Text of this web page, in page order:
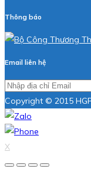
Thông báo
Email liên hệ
Copyright © 2015
X